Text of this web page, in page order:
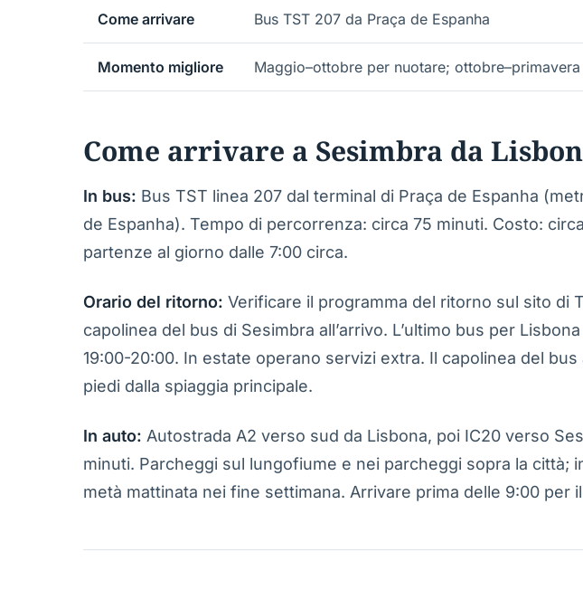
Come arrivare Bus TST 207 da Praça de Espanha
Momento migliore Maggio–ottobre per nuotare; ottobre–primavera
Come arrivare a Sesimbra da
In bus: Bus TST linea 207 dal terminal di Praça de Espanha
de Espanha). Tempo di percorrenza: circa 75 minuti. Costo:
partenze al giorno dalle 7:00 circa.
Orario del ritorno: Verificare il programma del ritorno sul sito di
capolinea del bus di Sesimbra all’arrivo. L’ultimo bus per
19:00-20:00. In estate operano servizi extra. Il capolinea del bus
piedi dalla spiaggia principale.
In auto: Autostrada A2 verso sud da Lisbona, poi IC20 verso
minuti. Parcheggi sul lungofiume e nei parcheggi sopra la città;
metà mattinata nei fine settimana. Arrivare prima delle 9:00 per